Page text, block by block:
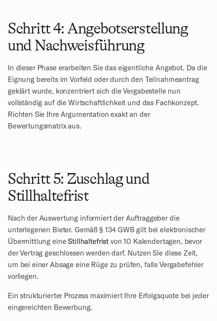
Schritt 4: Angebotserstellung
und Nachweisführung
In dieser Phase erarbeiten Sie das eigentliche Angebot. Da die
Eignung bereits im Vorfeld oder durch den Teilnahmeantrag
geklärt wurde, konzentriert sich die Vergabestelle nun
vollständig auf die Wirtschaftlichkeit und das Fachkonzept.
Richten Sie Ihre Argumentation exakt an der
Bewertungsmatrix aus.
Schritt 5: Zuschlag und
Stillhaltefrist
Nach der Auswertung informiert der Auftraggeber die
unterlegenen Bieter. Gemäß § 134 GWB gilt bei elektronischer
Übermittlung eine Stillhaltefrist von 10 Kalendertagen, bevor
der Vertrag geschlossen werden darf. Nutzen Sie diese Zeit,
um bei einer Absage eine Rüge zu prüfen, falls Vergabefehler
vorliegen.
Ein strukturierter Prozess maximiert Ihre Erfolgsquote bei jeder
eingereichten Bewerbung.